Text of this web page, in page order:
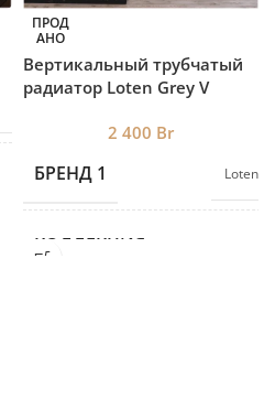
ПРОД
АНО
Вертикальный трубчатый
радиатор Loten ‎Grey V
2 400 Br
БРЕНД 1 Loten
КОЛЛЕКЦИЯ